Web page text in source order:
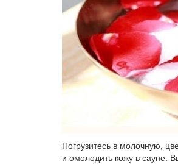
Погрузитесь в молочную,
и омолодить кожу в сауне.